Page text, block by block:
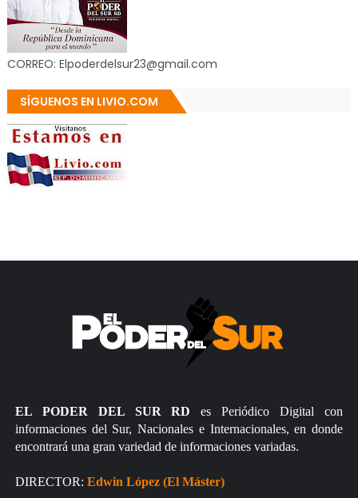
CORREO: Elpoderdelsur23@gmail.com
SÍGUENOS EN LIVIO.COM
EL PODER DEL SUR RD es Periódico Digital con
informaciones del Sur, Nacionales e Internacionales, en donde
encontrará una gran variedad de informaciones variadas.
DIRECTOR: Edwin López (El Máster)